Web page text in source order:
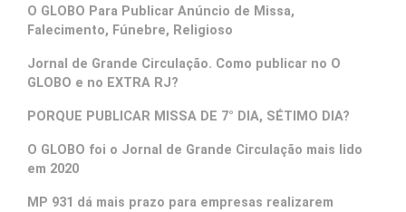
O GLOBO Para Publicar Anúncio de Missa,
Falecimento, Fúnebre, Religioso
Jornal de Grande Circulação. Como publicar no O
GLOBO e no EXTRA RJ?
PORQUE PUBLICAR MISSA DE 7° DIA, SÉTIMO DIA?
O GLOBO foi o Jornal de Grande Circulação mais lido
em 2020
MP 931 dá mais prazo para empresas realizarem